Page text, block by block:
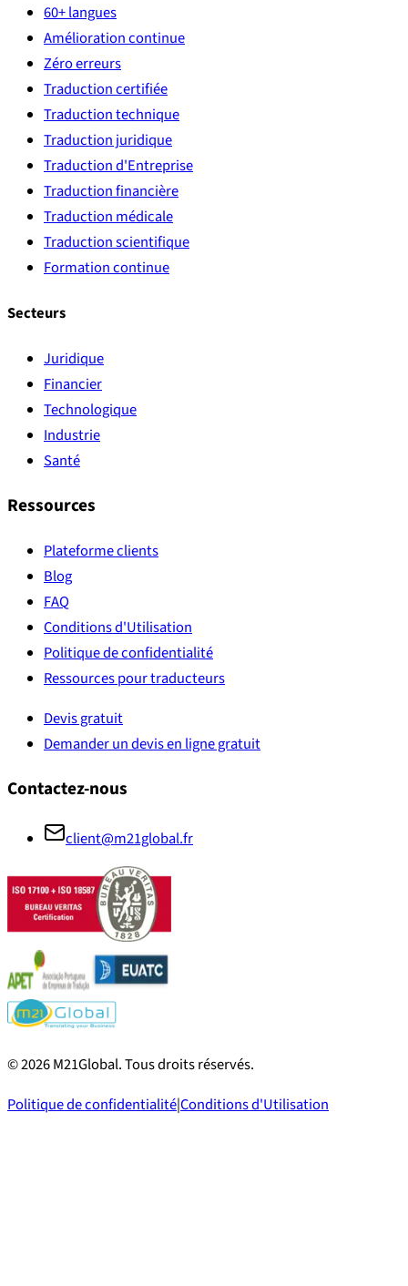
60+ langues
Amélioration continue
Zéro erreurs
Traduction certifiée
Traduction technique
Traduction juridique
Traduction d'Entreprise
Traduction financière
Traduction médicale
Traduction scientifique
Formation continue
Secteurs
Juridique
Financier
Technologique
Industrie
Santé
Ressources
Plateforme clients
Blog
FAQ
Conditions d'Utilisation
Politique de confidentialité
Ressources pour traducteurs
Devis gratuit
Demander un devis en ligne gratuit
Contactez-nous
client@m21global.fr
©2026M21Global.Tous droits réservés.
Politique de confidentialité|Conditions d'Utilisation